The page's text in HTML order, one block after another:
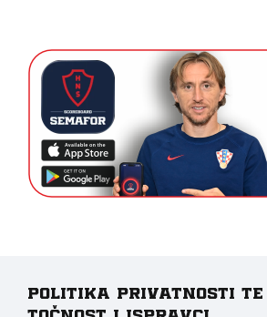
Politika privatnosti te